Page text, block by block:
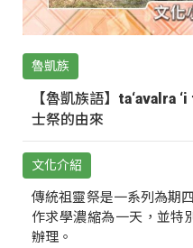
魯凱族
【魯凱族語】ta‘avalra
士祭的由來
文化介紹
傳統祖靈祭是一系列為期
作求學濃縮為一天，並特
辦理。